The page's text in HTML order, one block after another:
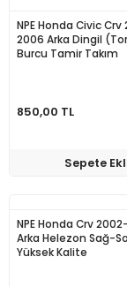
NPE Honda Civic Crv
2006 Arka Dingil
Burcu Tamir Takım
850,00 TL
Sepete
NPE Honda Crv
Arka Helezon Sağ-
Yüksek Kalite